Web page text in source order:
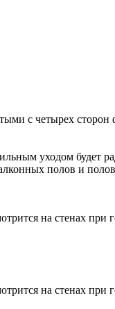
с четырех
уходом будет
полов и
на стенах при
на стенах при